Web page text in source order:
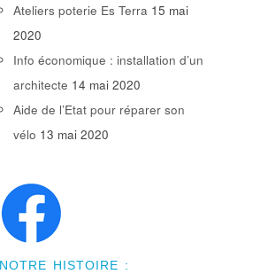
Ateliers poterie Es Terra 15 mai
2020
Info économique : installation d’un
architecte 14 mai 2020
Aide de l’Etat pour réparer son
vélo 13 mai 2020
NOTRE HISTOIRE :